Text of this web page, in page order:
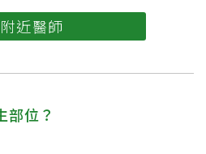
近醫師
部位？